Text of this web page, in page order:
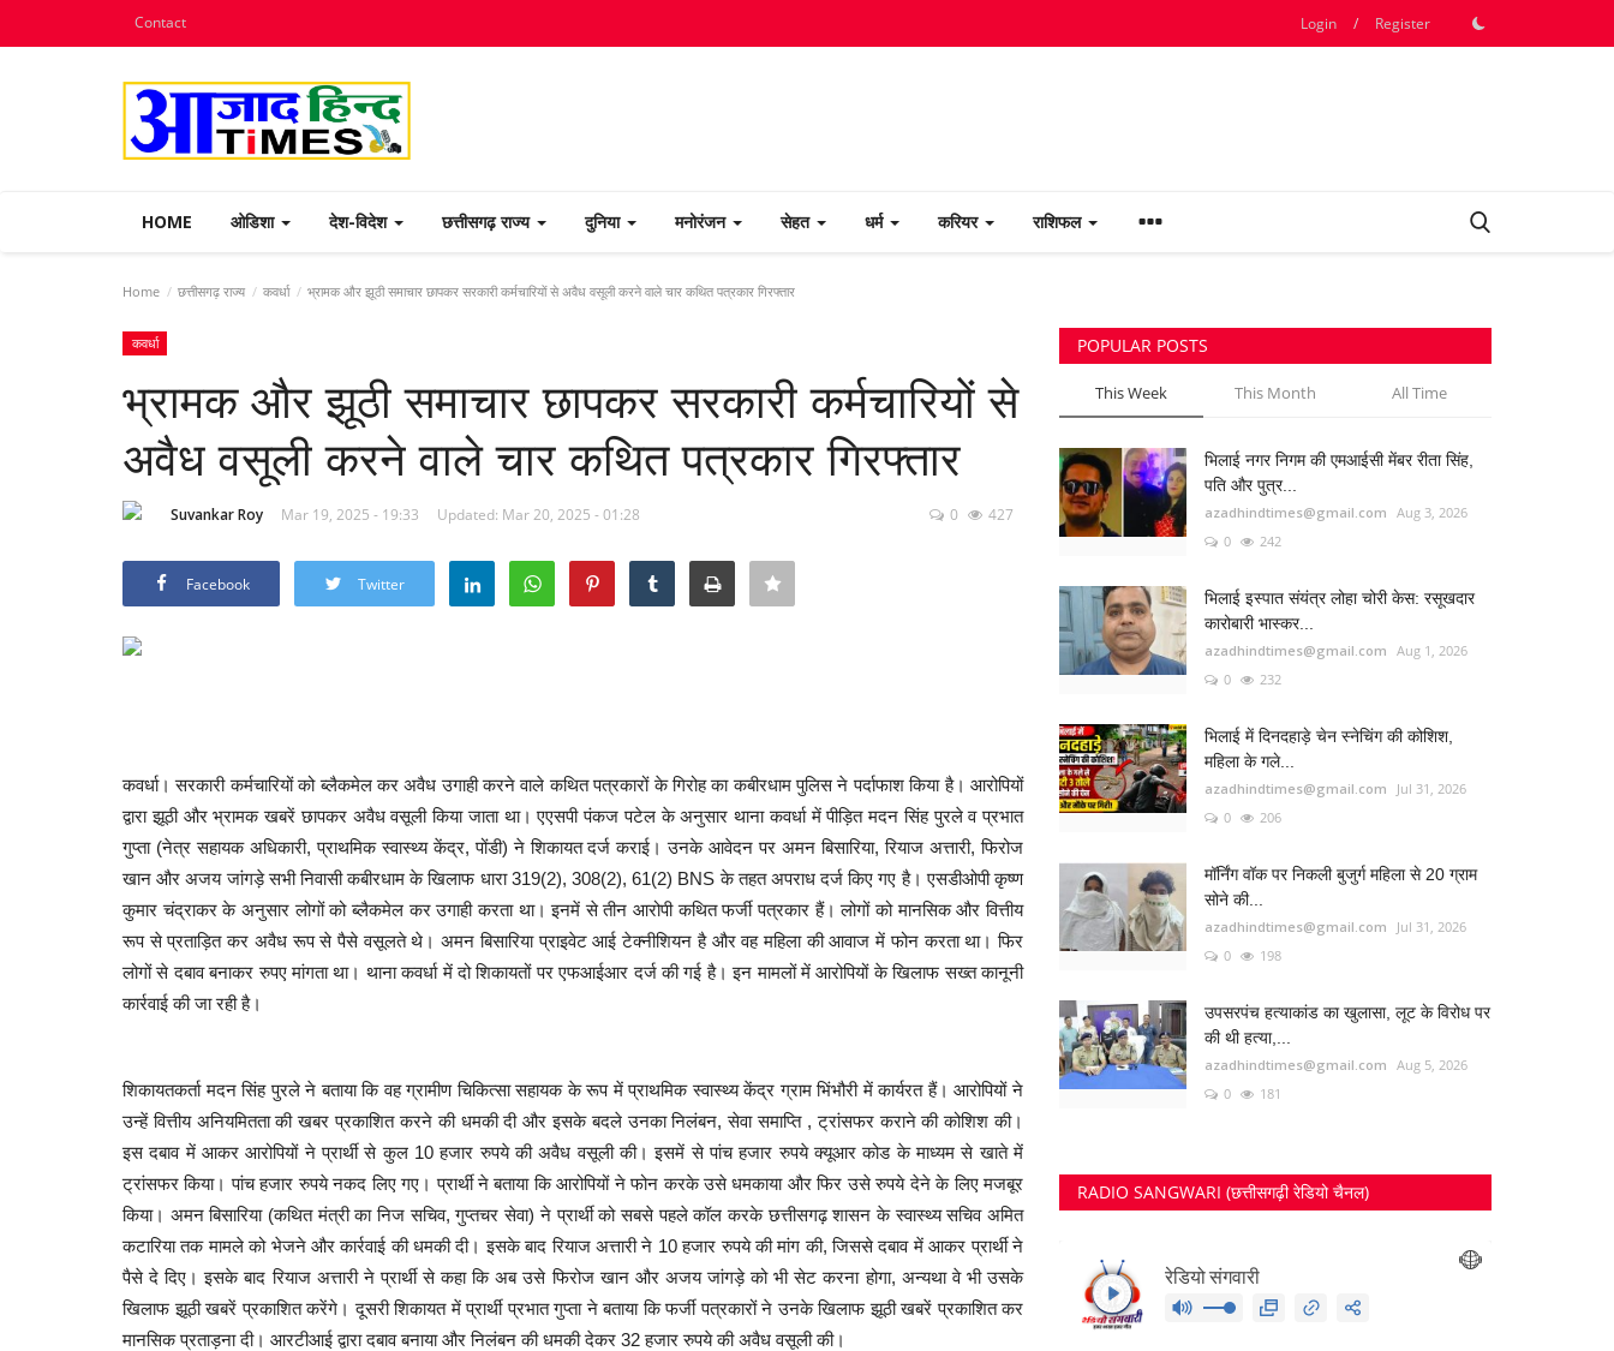
Contact Login / Register
HOME ओडिशा देश-विदेश छत्तीसगढ़ राज्य दुनिया मनोरंजन सेहत धर्म करियर राशिफल
Home छत्तीसगढ़ राज्य कवर्धा भ्रामक और झूठी समाचार छापकर सरकारी कर्मचारियों से अवैध वसूली करने वाले चार कथित पत्रकार गिरफ्तार
कवर्धा
भ्रामक और झूठी समाचार छापकर सरकारी कर्मचारियों से
अवैध वसूली करने वाले चार कथित पत्रकार गिरफ्तार
Suvankar Roy Mar 19, 2025 - 19:33 Updated: Mar 20, 2025 - 01:28 0 427
Facebook Twitter
कवर्धा।सरकारी कर्मचारियों को ब्लैकमेल कर अवैध उगाही करने वाले कथित पत्रकारों के गिरोह का कबीरधाम पुलिस ने पर्दाफाश किया है। आरोपियों
द्वारा झूठी और भ्रामक खबरें छापकर अवैध वसूली किया जाता था। एएसपी पंकज पटेल के अनुसार थाना कवर्धा में पीड़ित मदन सिंह पुरले व प्रभात
गुप्ता (नेत्र सहायक अधिकारी, प्राथमिक स्वास्थ्य केंद्र, पोंडी) ने शिकायत दर्ज कराई। उनके आवेदन पर अमन बिसारिया, रियाज अत्तारी, फिरोज
खान और अजय जांगड़े सभी निवासी कबीरधाम के खिलाफ धारा 319(2), 308(2), 61(2) BNS के तहत अपराध दर्ज किए गए है। एसडीओपी कृष्ण
कुमार चंद्राकर के अनुसार लोगों को ब्लैकमेल कर उगाही करता था। इनमें से तीन आरोपी कथित फर्जी पत्रकार हैं। लोगों को मानसिक और वित्तीय
रूप से प्रताड़ित कर अवैध रूप से पैसे वसूलते थे। अमन बिसारिया प्राइवेट आई टेक्नीशियन है और वह महिला की आवाज में फोन करता था। फिर
लोगों से दबाव बनाकर रुपए मांगता था। थाना कवर्धा में दो शिकायतों पर एफआईआर दर्ज की गई है। इन मामलों में आरोपियों के खिलाफ सख्त कानूनी
कार्रवाई की जा रही है।
शिकायतकर्ता मदन सिंह पुरले ने बताया कि वह ग्रामीण चिकित्सा सहायक के रूप में प्राथमिक स्वास्थ्य केंद्र ग्राम भिंभौरी में कार्यरत हैं। आरोपियों ने
उन्हें वित्तीय अनियमितता की खबर प्रकाशित करने की धमकी दी और इसके बदले उनका निलंबन, सेवा समाप्ति , ट्रांसफर कराने की कोशिश की।
इस दबाव में आकर आरोपियों ने प्रार्थी से कुल 10 हजार रुपये की अवैध वसूली की। इसमें से पांच हजार रुपये क्यूआर कोड के माध्यम से खाते में
ट्रांसफर किया। पांच हजार रुपये नकद लिए गए। प्रार्थी ने बताया कि आरोपियों ने फोन करके उसे धमकाया और फिर उसे रुपये देने के लिए मजबूर
किया। अमन बिसारिया (कथित मंत्री का निज सचिव, गुप्तचर सेवा) ने प्रार्थी को सबसे पहले कॉल करके छत्तीसगढ़ शासन के स्वास्थ्य सचिव अमित
कटारिया तक मामले को भेजने और कार्रवाई की धमकी दी। इसके बाद रियाज अत्तारी ने 10 हजार रुपये की मांग की, जिससे दबाव में आकर प्रार्थी ने
पैसे दे दिए। इसके बाद रियाज अत्तारी ने प्रार्थी से कहा कि अब उसे फिरोज खान और अजय जांगड़े को भी सेट करना होगा, अन्यथा वे भी उसके
खिलाफ झूठी खबरें प्रकाशित करेंगे। दूसरी शिकायत में प्रार्थी प्रभात गुप्ता ने बताया कि फर्जी पत्रकारों ने उनके खिलाफ झूठी खबरें प्रकाशित कर
मानसिक प्रताड़ना दी। आरटीआई द्वारा दबाव बनाया और निलंबन की धमकी देकर 32 हजार रुपये की अवैध वसूली की।
POPULAR POSTS
This Week This Month All Time
भिलाई नगर निगम की एमआईसी मेंबर रीता सिंह,
पति और पुत्र...
azadhindtimes@gmail.com Aug 3, 2026
0
242
भिलाई इस्पात संयंत्र लोहा चोरी केस: रसूखदार
कारोबारी भास्कर...
azadhindtimes@gmail.com Aug 1, 2026
0
232
भिलाई में दिनदहाड़े चेन स्नेचिंग की कोशिश,
महिला के गले...
azadhindtimes@gmail.com
Jul 31, 2026
0
206
मॉर्निंग वॉक पर निकली बुजुर्ग महिला से 20 ग्राम
सोने की...
azadhindtimes@gmail.com
Jul 31, 2026
0
198
उपसरपंच हत्याकांड का खुलासा, लूट के विरोध पर
की थी हत्या,...
azadhindtimes@gmail.com Aug 5, 2026
0
181
RADIO SANGWARI (छत्तीसगढ़ी रेडियो चैनल)